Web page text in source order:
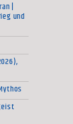
|
und